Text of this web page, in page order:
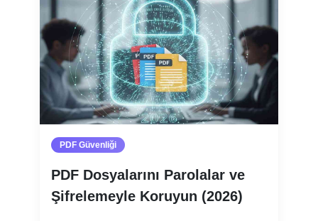
PDF Güvenliği
PDF Dosyalarını Parolalar ve
Şifrelemeyle Koruyun (2026)